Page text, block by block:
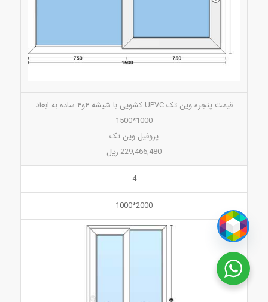
قیمت پنجره وین تک UPVC کشویی با شیشه ۴و۴ ساده به ابعاد
1000*1500
پروفیل وین تک
229,466,480 ريال
4
2000*1000